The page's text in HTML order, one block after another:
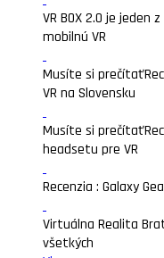
VR BOX 2.0 je jeden
mobilnú VR
Musíte si prečítať
VR na Slovensku
Musíte si prečítať
headsetu pre VR
Recenzia : Galaxy
Virtuálna Realita
všetkých